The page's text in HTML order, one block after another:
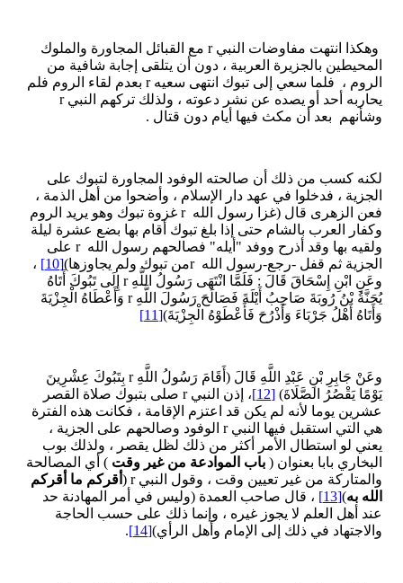
وهكذا انتهت مفاوضات النبي r مع القبائل المجاورة والملوك
المحيطين بالجزيرة العربية ، دون أن يتلقى إجابة شافية من
الروم ، فلما سعي إلى تبوك انتهى سعيه r بعدم لقاء الروم فلم
يحاربه أحد أو يصده عن نشر دعوته ، ولذلك تركهم النبي r
وشأنهم بعد أن مكث فيها أيام دون قتال .
لكنه كسب من ذلك أن صالحته الوفود المجاورة لتبوك على
الجزية ، فدخلوا في عهد دار الإسلام ، وأضحوا من أهل الذمة ،
فعن الزهرى قال (غزا رسول الله r غزوة تبوك وهو يريد الروم
وكفار العرب بالشام حتى إذا بلغ تبوك أقام بها بضع عشرة ليلة
ولقيه بها وقد أذرح ووفد "أيله" فصالحهم رسول الله r على
الجزية ثم قفل -رجع-رسول الله rمن تبوك ولم يجاوزها)
[10]
،
وعَنِ ابْنِ إِسْحَاقَ قَالَ : فَلَمَّا انْتَهَى رَسُولُ اللَّهِ r إِلَى تَبُوكَ أَتَاهُ
يُحَنَّةُ بْنُ رُوبَةَ صَاحِبُ أَيْلَةَ فَصَالَحَ رَسُولَ اللَّهِ r وَأَعْطَاهُ الْجِزْيَةَ
وَأَتَاهُ أَهْلُ جَرْبَاءَ وَأَذْرُحَ فَأَعْطَوْهُ الْجِزْيَةَ)[11]
وعَنْ جَابِرِ بْنِ عَبْدِ اللَّهِ قَالَ (أَقَامَ رَسُولُ اللَّهِ r بِتَبُوكَ عِشْرِينَ
يَوْمًا يَقْصُرُ الصَّلَاةَ) [12]
، إذن النبي r صلى بتبوك صلاة القصر
عشرين يوما لأنه لم يكن قد اعتزم الإقامة ، فكانت هذه الفترة
هي التي استقبل فيها النبي r الوفود وصالحهم على الجزية ،
يعني لو استطال الأمر أكثر من ذلك لظل يقصر ، ولذلك بوب
البخاري بابا بعنوان ( باب الموادعة من غير وقت ) أي المصالحة
والمتاركة من غير تعيين وقت ، وقول النبي r (
أقركم ما أقركم
الله به)
[13]
، قال صاحب العمدة (وليس في أمر المهادنة حد
عند أهل العلم لا يجوز غيره ، وإنما ذلك على حسب الحاجة
والاجتهاد في ذلك إلى الإمام وأهل الرأي)[14]
.